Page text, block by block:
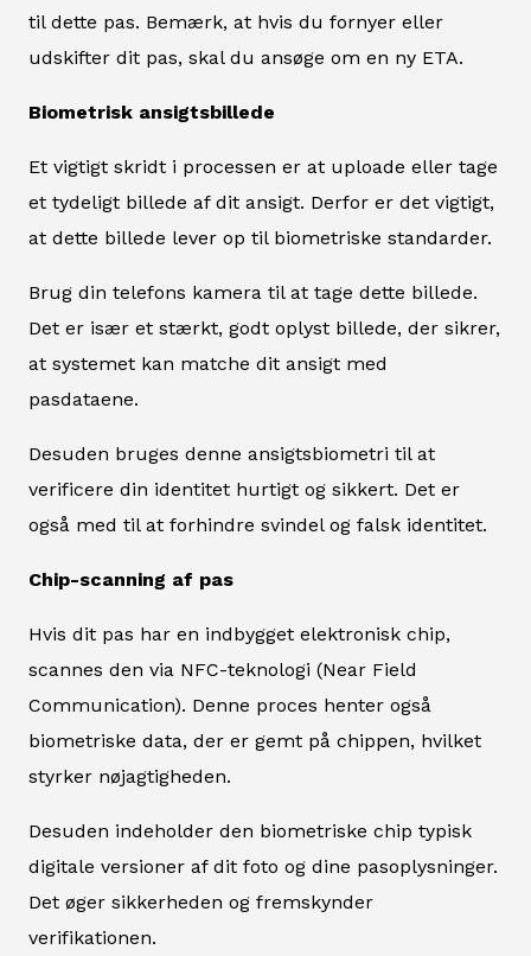
til dette pas. Bemærk, at hvis du fornyer eller
udskifter dit pas, skal du ansøge om en ny ETA.
Biometrisk ansigtsbillede
Et vigtigt skridt i processen er at uploade eller tage
et tydeligt billede af dit ansigt. Derfor er det vigtigt,
at dette billede lever op til biometriske standarder.
Brug din telefons kamera til at tage dette billede.
Det er især et stærkt, godt oplyst billede, der sikrer,
at systemet kan matche dit ansigt med
pasdataene.
Desuden bruges denne ansigtsbiometri til at
verificere din identitet hurtigt og sikkert. Det er
også med til at forhindre svindel og falsk identitet.
Chip-scanning af pas
Hvis dit pas har en indbygget elektronisk chip,
scannes den via NFC-teknologi (Near Field
Communication). Denne proces henter også
biometriske data, der er gemt på chippen, hvilket
styrker nøjagtigheden.
Desuden indeholder den biometriske chip typisk
digitale versioner af dit foto og dine pasoplysninger.
Det øger sikkerheden og fremskynder
verifikationen.